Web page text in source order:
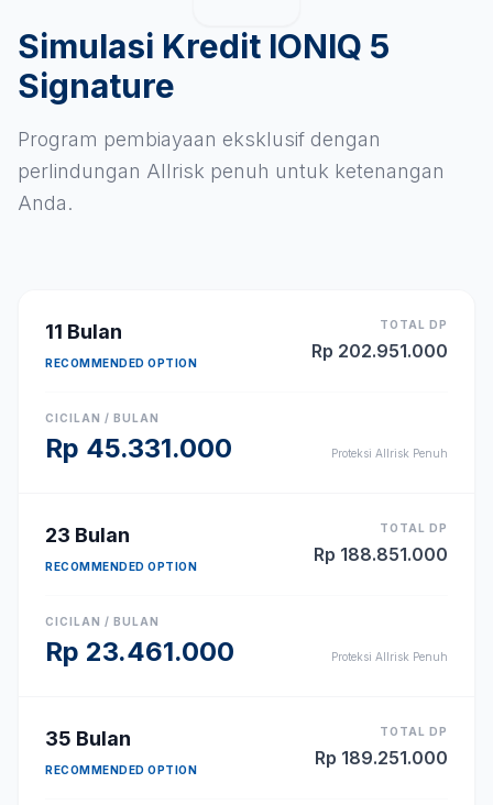
Simulasi Kredit IONIQ 5
Signature
Program pembiayaan eksklusif dengan
perlindungan Allrisk penuh untuk ketenangan
Anda.
11 Bulan
RECOMMENDED OPTION
TOTAL DP
Rp 202.951.000
CICILAN / BULAN
Rp 45.331.000 Proteksi Allrisk Penuh
23 Bulan
RECOMMENDED OPTION
TOTAL DP
Rp 188.851.000
CICILAN / BULAN
Rp 23.461.000 Proteksi Allrisk Penuh
35 Bulan
RECOMMENDED OPTION
TOTAL DP
Rp 189.251.000